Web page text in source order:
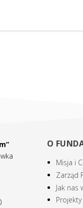
O
Misja i
Zarząd
Jak nas
Projekty